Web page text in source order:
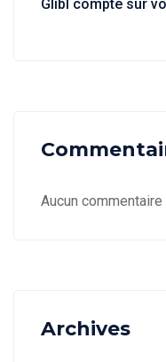
Glibl compte sur
Aucun commentaire
Archives